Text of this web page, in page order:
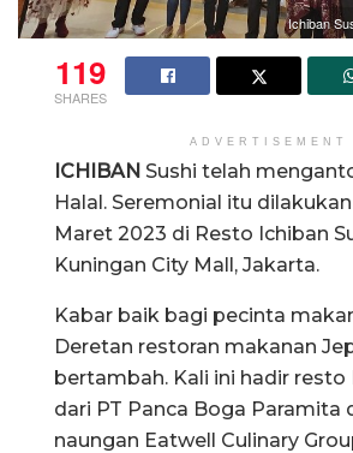
Ichiban
119
SHARES
ADVERTISEMENT
ICHIBAN Sushi telah
Halal. Seremonial itu dilakukan
Maret 2023 di Resto Ichiban
Kuningan City Mall, Jakarta.
Kabar baik bagi pecinta
Deretan restoran makanan
bertambah. Kali ini hadir resto
dari PT Panca Boga Paramita
naungan Eatwell Culinary